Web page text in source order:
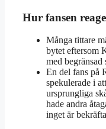
Hur fansen
Många tittare
bytet eftersom
med begränsad
En del fans på
spekulerade i
ursprungliga
hade andra
inget är